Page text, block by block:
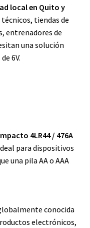
local en Quito y
tiendas de
entrenadores de
una solución
6V.
4LR44 / 476A
para dispositivos
una pila AA o AAA
conocida
electrónicos,